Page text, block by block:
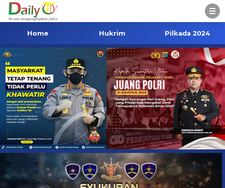
Home Hukrim Pilkada 2024